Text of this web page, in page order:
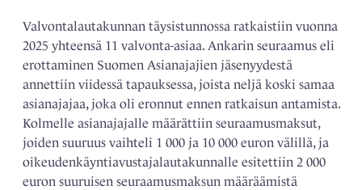
Valvontalautakunnan täysistunnossa ratkaistiin vuonna
2025 yhteensä 11 valvonta-asiaa. Ankarin seuraamus eli
erottaminen Suomen Asianajajien jäsenyydestä
annettiin viidessä tapauksessa, joista neljä koski samaa
asianajajaa, joka oli eronnut ennen ratkaisun antamista.
Kolmelle asianajajalle määrättiin seuraamusmaksut,
joiden suuruus vaihteli 1 000 ja 10 000 euron välillä, ja
oikeudenkäyntiavustajalautakunnalle esitettiin 2 000
euron suuruisen seuraamusmaksun määräämistä